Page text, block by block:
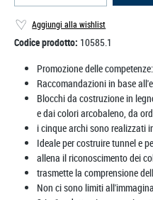
Aggiungi alla wishlist
Codice prodotto: 10585.1
Promozione delle competenze:
Raccomandazioni in base
Blocchi da costruzione in
e dai colori arcobaleno, da
i cinque archi sono realizzati
Ideale per costruire tunnel e
allena il riconoscimento dei
trasmette la comprensione
Non ci sono limiti